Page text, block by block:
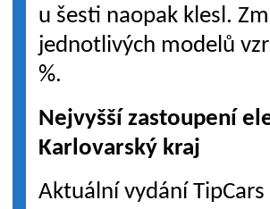
u šesti naopak klesl.
jednotlivých modelů
%.
Nejvyšší zastoupení
Karlovarský kraj
Aktuální vydání